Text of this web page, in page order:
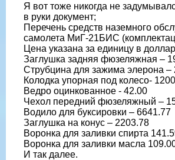
Я вот тоже никогда не
в руки документ;
Перечень средств наземного
самолета МиГ-21БИС
Цена указана за единицу в
Заглушка задняя фюзеляжная –
Струбцина для зажима элерона –
Колодка упорная под колесо-
Ведро оцинкованное - 42.00
Чехол передний фюзеляжный –
Водило для буксировки – 6641.77
Заглушка на конус – 2203.78
Воронка для заливки спирта
Воронка для заливки масла
И так далее.